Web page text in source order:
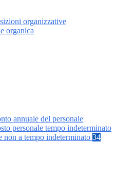
organizzative
organica
annuale del personale
personale tempo indeterminato
non a tempo indeterminato 34